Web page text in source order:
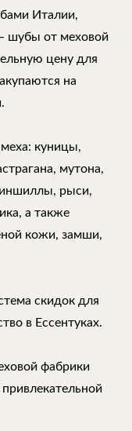
Италии,
шубы от меховой
цену для
на
куницы,
мутона,
рыси,
а также
кожи, замши,
скидок для
в Ессентуках.
фабрики